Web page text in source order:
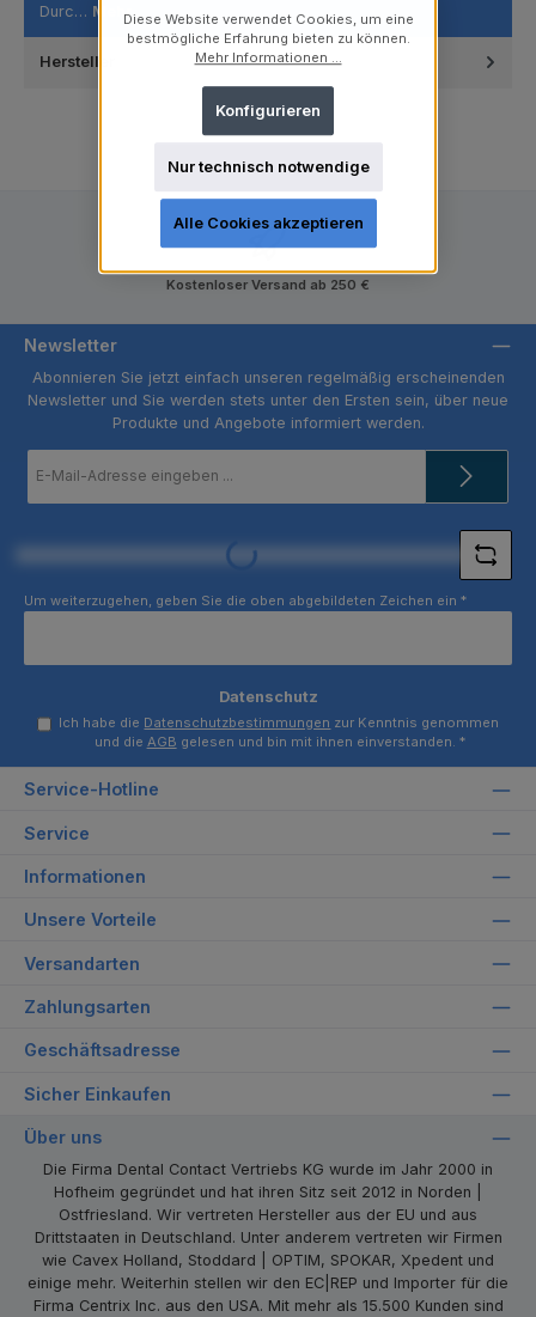
Durc… Mehr
Hersteller
Kostenloser Versand ab 250 €
Newsletter
Abonnieren Sie jetzt einfach unseren regelmäßig erscheinenden
Newsletter und Sie werden stets unter den Ersten sein, über neue
Produkte und Angebote informiert werden.
Mail-
Loading...
Um weiterzugehen, geben Sie die oben abgebildeten Zeichen ein *
Datenschutz
Ich habe die Datenschutzbestimmungen zur Kenntnis genommen
und die AGB gelesen und bin mit ihnen einverstanden. *
Service-Hotline
Service
Informationen
Unsere Vorteile
Versandarten
Zahlungsarten
Geschäftsadresse
Sicher Einkaufen
Über uns
Die Firma Dental Contact Vertriebs KG wurde im Jahr 2000 in
Hofheim gegründet und hat ihren Sitz seit 2012 in Norden |
Ostfriesland. Wir vertreten Hersteller aus der EU und aus
Drittstaaten in Deutschland. Unter anderem vertreten wir Firmen
wie Cavex Holland, Stoddard | OPTIM, SPOKAR, Xpedent und
einige mehr. Weiterhin stellen wir den EC|REP und Importer für die
Firma Centrix Inc. aus den USA. Mit mehr als 15.500 Kunden sind
Diese Website verwendet Cookies, um eine
bestmögliche Erfahrung bieten zu können.
Mehr Informationen ...
Nur technisch notwendige
Konfigurieren
Alle Cookies akzeptieren